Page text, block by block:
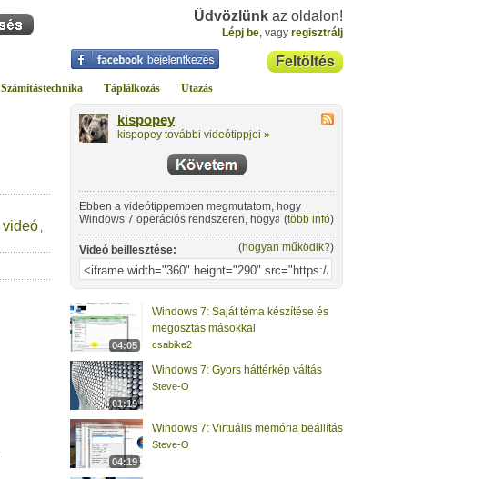
Üdvözlünk az oldalon!
Lépj be, vagy regisztrálj
Feltöltés
Számítástechnika Táplálkozás Utazás
videó ,
kispopey
kispopey további videótippjei »
Ebben a videótippemben megmutatom, hogy
Windows 7 operációs rendszeren, hogyan lehet
egy videót betenni háttérképnek.
(több infó)
Videó beillesztése: (hogyan működik?)
04:05
Windows 7: Saját téma készítése és
megosztás másokkal
csabike2
01:19
Windows 7: Gyors háttérkép váltás
Steve-O
04:19
Windows 7: Virtuális memória beállítás
Steve-O